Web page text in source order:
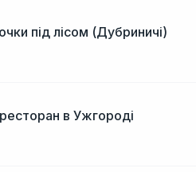
під лісом (Дубриничі)
в Ужгороді